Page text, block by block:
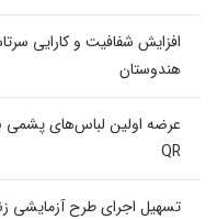
افزایش شفافیت و کارایی
هندوستان
عرضه اولین لباس‌های پشمی
QR